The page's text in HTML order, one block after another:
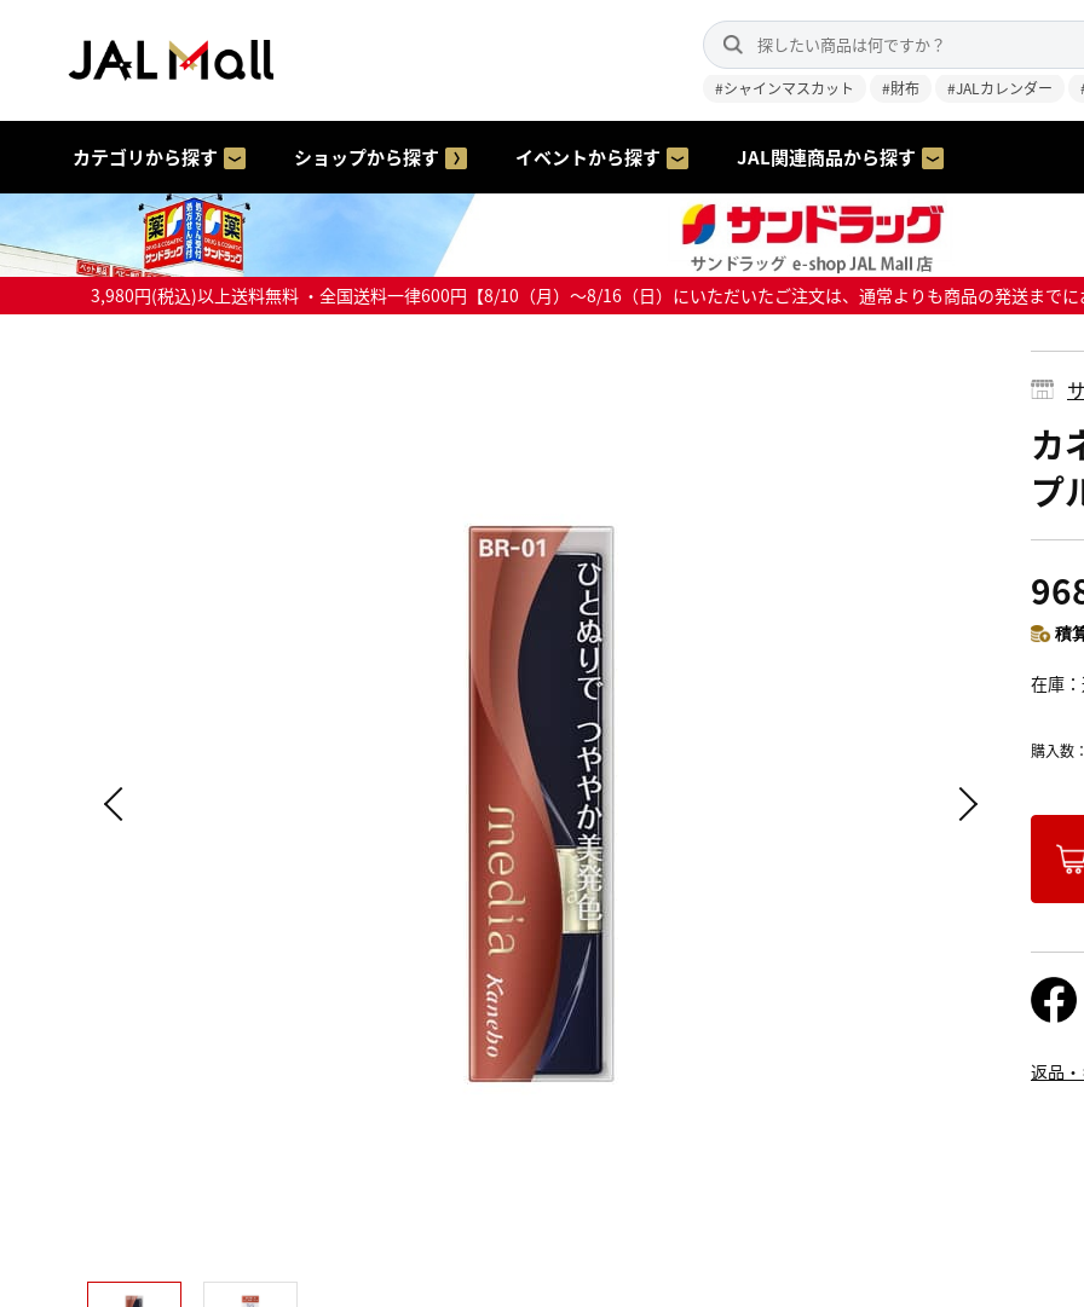
#シャインマスカット #財布 #JALカレンダー
カテゴリから探す ショップから探す イベントから探す JAL関連商品から探す
3,980円(税込)以上送料無料 ・全国送料一律600円【8/10（月）～8/16（日）にいただいたご注文は、通常よりも商品の発送まで
カ
プ
積
在庫
購入数
返品